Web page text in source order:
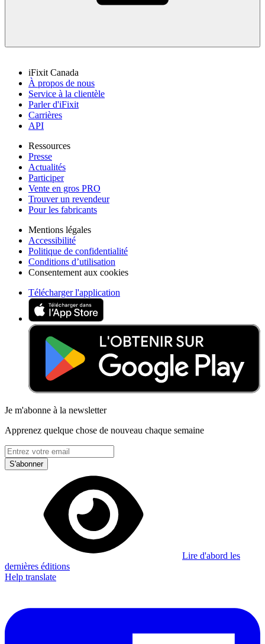
iFixit Canada
À propos de nous
Service à la clientèle
Parler d'iFixit
Carrières
API
Ressources
Presse
Actualités
Participer
Vente en gros PRO
Trouver un revendeur
Pour les fabricants
Mentions légales
Accessibilité
Politique de confidentialité
Conditions d’utilisation
Consentement aux cookies
Télécharger l'application
Je m'abonne à la newsletter
Apprenez quelque chose de nouveau chaque semaine
S'abonner
Lire d'abord les
dernières éditions
Help translate